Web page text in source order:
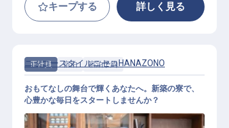
キープする 詳しく見る
正社員 宿泊 宿泊予約
ニッコースタイルニセコHANAZONO
おもてなしの舞台で輝くあなたへ。新築の寮で、
心豊かな毎日をスタートしませんか？